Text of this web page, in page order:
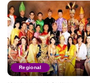
Regional